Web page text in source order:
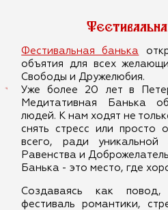
Фестивальная банька
объятия для всех
Свободы и Дружелюбия.
Уже более 20 лет в
Медитативная Банька
людей. К нам ходят не
снять стресс или просто
всего, ради уникальной
Равенства и
Банька - это место, где
Создаваясь как
фестиваль романтики,